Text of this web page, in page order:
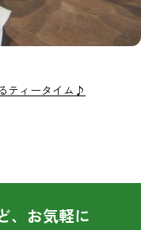
ティータイム♪
、お気軽に